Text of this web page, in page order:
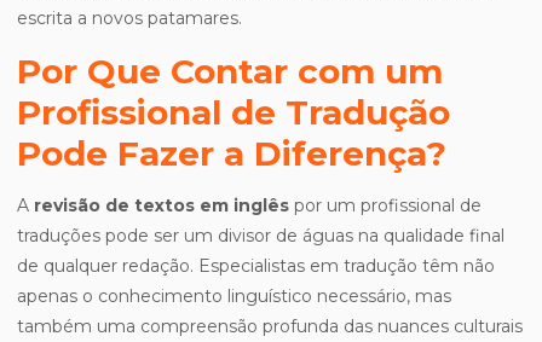
escrita a novos patamares.
Por Que Contar com um
Profissional de Tradução
Pode Fazer a Diferença?
A revisão de textos em inglês por um profissional de
traduções pode ser um divisor de águas na qualidade final
de qualquer redação. Especialistas em tradução têm não
apenas o conhecimento linguístico necessário, mas
também uma compreensão profunda das nuances culturais